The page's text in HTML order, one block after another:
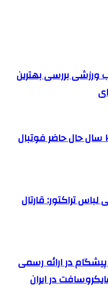
ورزشی بررسی بهترین
با ۱۵ بازیکن برتر بالای ۳۵ سال حال حاضر فوتبال
لباس تراکتور: قارتال
در ارائه رسمی
در ایران